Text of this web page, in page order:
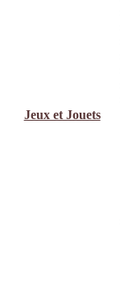
Jeux et Jouets